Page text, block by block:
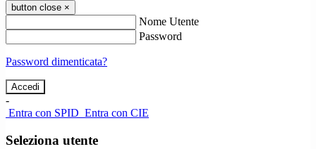
button close ×
Nome Utente
Password
Password dimenticata?
-
Entra con SPID Entra con CIE
Seleziona utente